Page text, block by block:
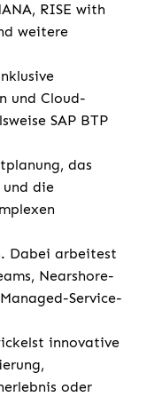
RISE with
weitere
und Cloud-
SAP BTP
das
und die
Dabei arbeitest
Nearshore-
Service-
innovative
oder